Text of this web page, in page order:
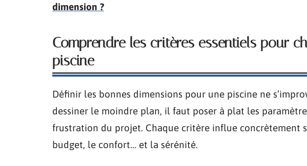
dimension ?
Comprendre les critères essentiels pour
piscine
Définir les bonnes dimensions pour une piscine ne
dessiner le moindre plan, il faut poser à plat les
frustration du projet. Chaque critère influe concrètement
budget, le confort… et la sérénité.